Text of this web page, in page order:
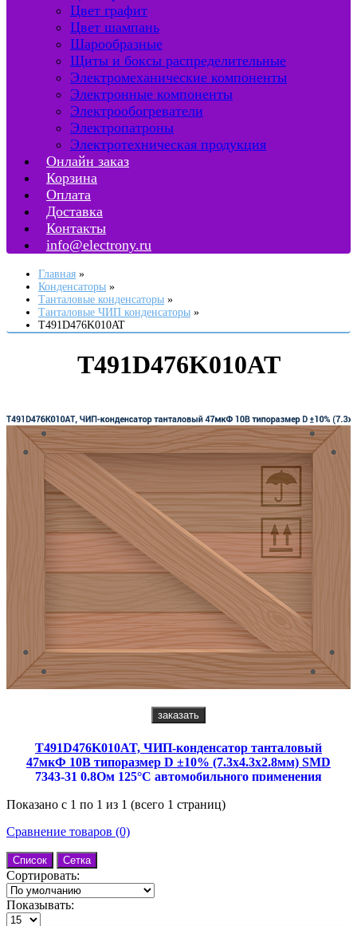
Цвет графит
Цвет шампань
Шарообразные
Щиты и боксы распределительные
Электромеханические компоненты
Электронные компоненты
Электрообогреватели
Электропатроны
Электротехническая продукция
Онлайн заказ
Корзина
Оплата
Доставка
Контакты
info@electrony.ru
Главная
Конденсаторы
Танталовые конденсаторы
Танталовые ЧИП конденсаторы
T491D476K010AT
T491D476K010AT
заказать
T491D476K010AT, ЧИП-конденсатор танталовый
47мкФ 10В типоразмер D ±10% (7.3х4.3х2.8мм) SMD
7343-31 0.8Ом 125°С автомобильного применения
Показано с 1 по 1 из 1 (всего 1 страниц)
Сравнение товаров (0)
Список Сетка
Сортировать:
Показывать: